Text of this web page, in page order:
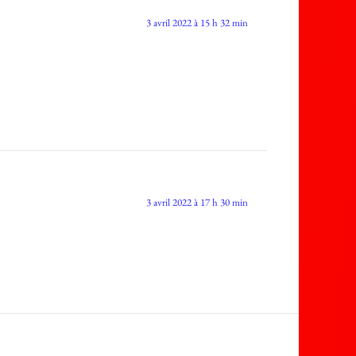
3 avril 2022 à 15 h 32 min
3 avril 2022 à 17 h 30 min